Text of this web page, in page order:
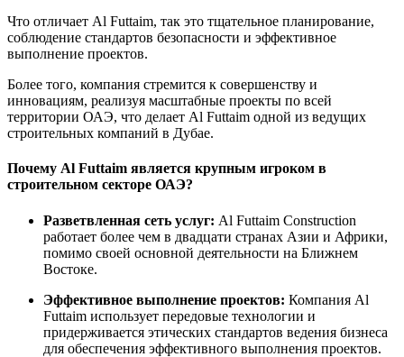
Что отличает Al Futtaim, так это тщательное планирование,
соблюдение стандартов безопасности и эффективное
выполнение проектов.
Более того, компания стремится к совершенству и
инновациям, реализуя масштабные проекты по всей
территории ОАЭ, что делает Al Futtaim одной из ведущих
строительных компаний в Дубае.
Почему Al Futtaim является крупным игроком в
строительном секторе ОАЭ?
Разветвленная сеть услуг: Al Futtaim Construction
работает более чем в двадцати странах Азии и Африки,
помимо своей основной деятельности на Ближнем
Востоке.
Эффективное выполнение проектов: Компания Al
Futtaim использует передовые технологии и
придерживается этических стандартов ведения бизнеса
для обеспечения эффективного выполнения проектов.